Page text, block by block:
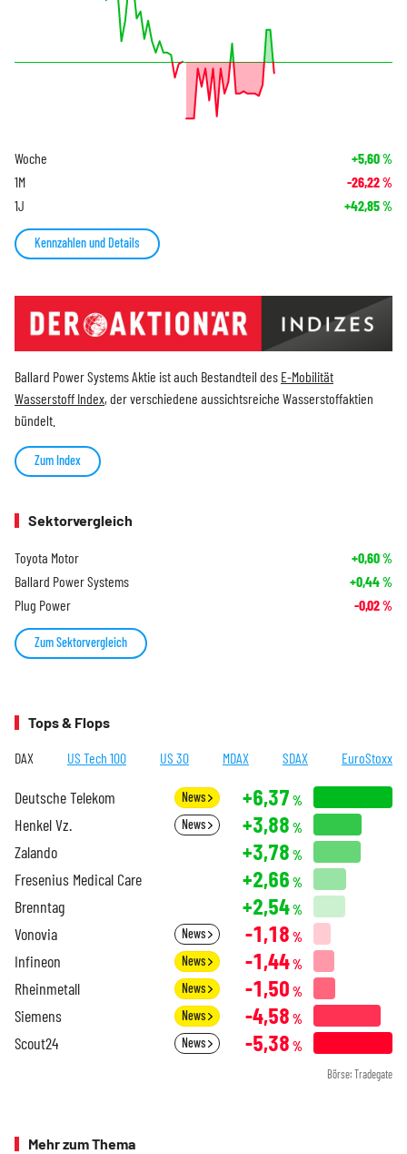
Woche +5,60%
1M -26,22%
1J +42,85%
Kennzahlen und Details
Ballard Power Systems Aktie ist auch Bestandteil des E-Mobilität
Wasserstoff Index, der verschiedene aussichtsreiche Wasserstoffaktien
bündelt.
Zum Index
Sektorvergleich
Toyota Motor +0,60%
Ballard Power Systems +0,44%
Plug Power -0,02%
Zum Sektorvergleich
Tops & Flops
DAX US Tech 100 US 30 MDAX SDAX EuroStoxx
Deutsche Telekom News +6,37 %
Henkel Vz. News +3,88 %
Zalando +3,78 %
Fresenius Medical Care +2,66 %
Brenntag +2,54%
Vonovia News -1,18 %
Infineon News -1,44%
Rheinmetall News -1,50 %
Siemens News -4,58 %
Scout24 News -5,38 %
Börse: Tradegate
Mehr zum Thema